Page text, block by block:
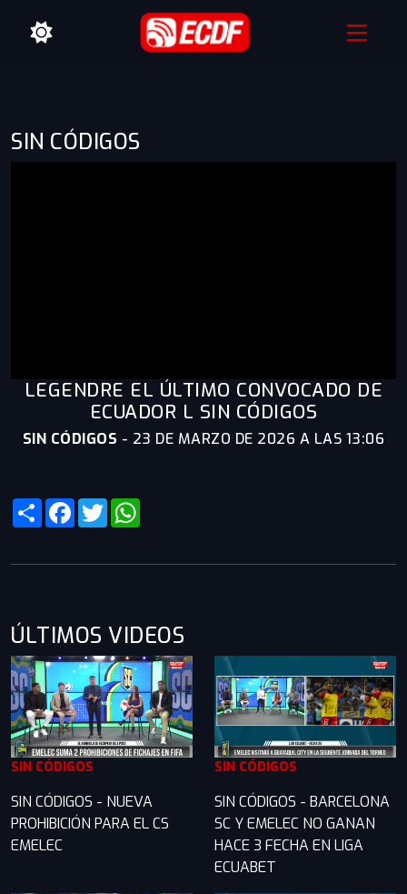
SIN CÓDIGOS
LEGENDRE EL ÚLTIMO CONVOCADO DE
ECUADOR L SIN CÓDIGOS
SIN CÓDIGOS - 23 DE MARZO DE 2026 A LAS 13:06
ShareFacebook
Twitter
ÚLTIMOS VIDEOS
SIN CÓDIGOS
SIN CÓDIGOS - NUEVA
PROHIBICIÓN PARA EL CS
EMELEC
SIN CÓDIGOS
SIN CÓDIGOS - BARCELONA
SC Y EMELEC NO GANAN
HACE 3 FECHA EN LIGA
ECUABET